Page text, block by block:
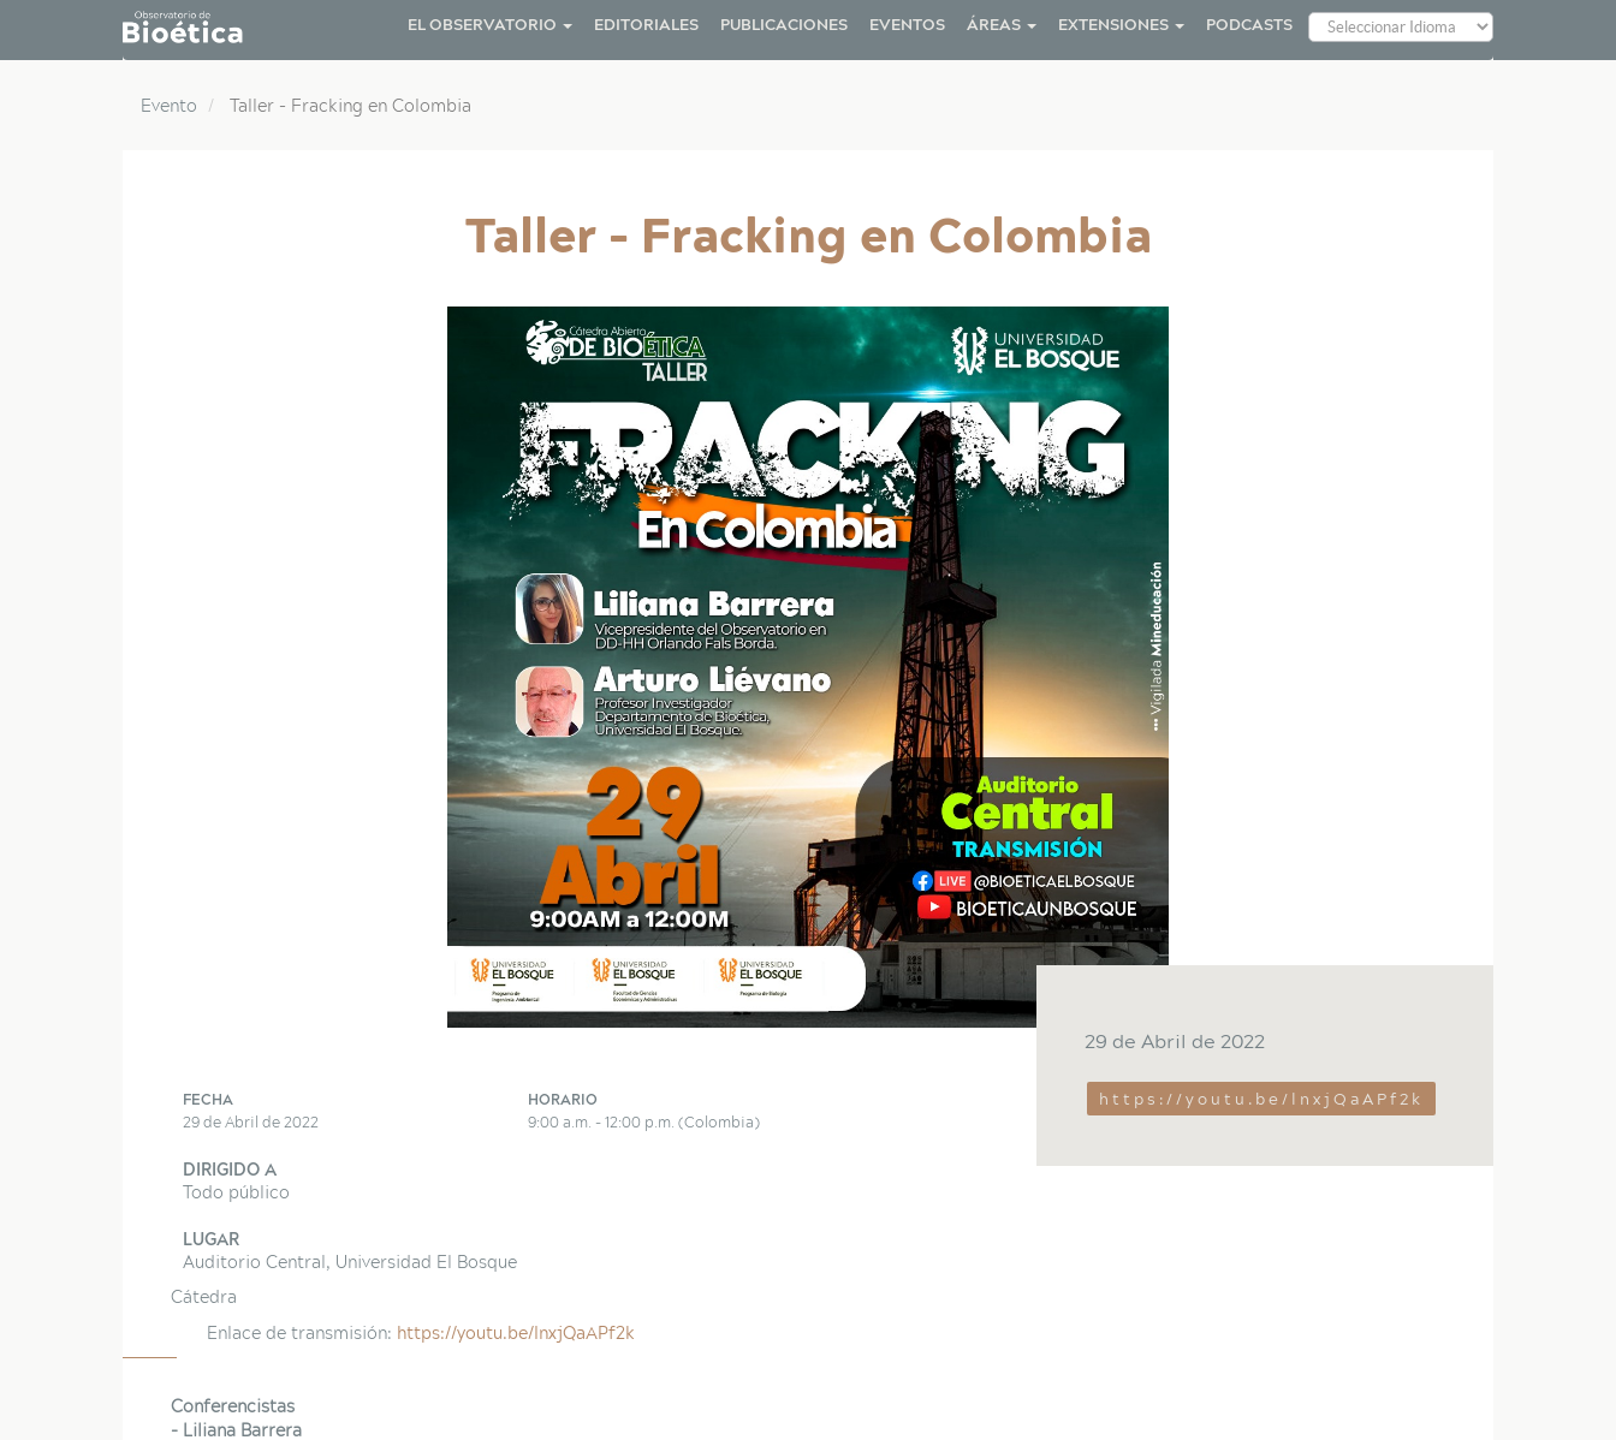
contenido
Main
navigation
EL OBSERVATORIO EDITORIALES PUBLICACIONES EVENTOS ÁREAS EXTENSIONES PODCASTS
Evento Taller - Fracking en Colombia
Taller - Fracking en Colombia
FECHA
29 de Abril de 2022
HORARIO
9:00 a.m. - 12:00 p.m. (Colombia)
DIRIGIDO A
Todo público
LUGAR
Auditorio Central, Universidad El Bosque
Cátedra
Enlace de transmisión: https://youtu.be/lnxjQaAPf2k
Conferencistas
- Liliana Barrera
29 de Abril de 2022
https://youtu.be/lnxjQaAPf2k